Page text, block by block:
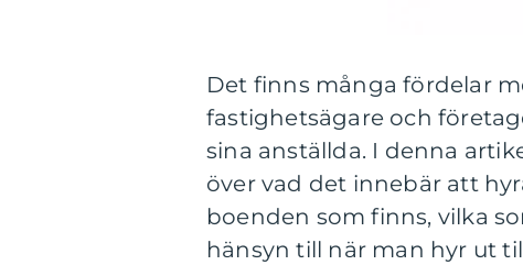
Det finns många fördelar
fastighetsägare och
sina anställda. I denna
över vad det innebär att
boenden som finns, vilka
hänsyn till när man hyr ut